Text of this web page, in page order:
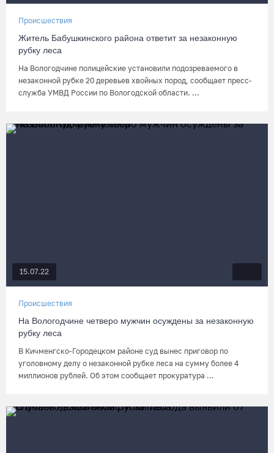
Происшествия
Житель Бабушкинского района ответит за незаконную
рубку леса
На Вологодчине полицейские установили подозреваемого в
незаконной рубке 20 деревьев хвойных пород, сообщает пресс-
служба УМВД России по Вологодской области. ...
15.07.22
Происшествия
На Вологодчине четверо мужчин осуждены за незаконную
рубку леса
В Кичменгско-Городецком районе суд вынес приговор по
уголовному делу о незаконной рубке леса на сумму более 4
миллионов рублей. Об этом сообщает прокуратура ...